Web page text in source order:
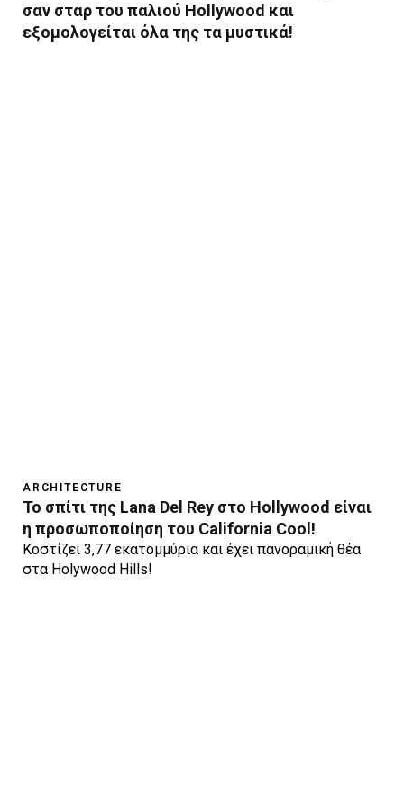
σαν σταρ του παλιού Hollywood και
εξομολογείται όλα της τα μυστικά!
ARCHITECTURE
To σπίτι της Lana Del Rey στο Hollywood είναι
η προσωποποίηση του California Cool!
Κοστίζει 3,77 εκατομμύρια και έχει πανοραμική θέα
στα Holywood Hills!